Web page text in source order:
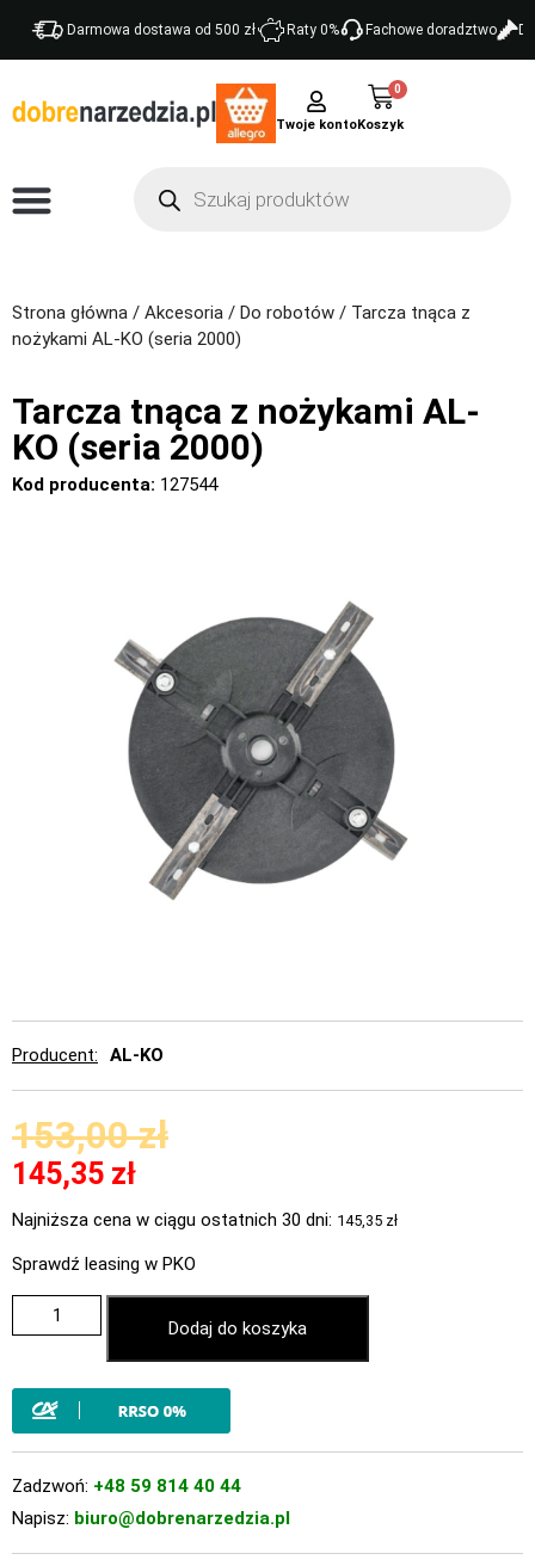
Darmowa dostawa od 500 zł Raty 0% Fachowe doradztwo
Twoje konto
0
Strona główna / Akcesoria / Do robotów / Tarcza tnąca z
nożykami AL-KO (seria 2000)
Tarcza tnąca z nożykami AL-
KO (seria 2000)
Kod producenta: 127544
Producent AL-KO
153,00zł
145,35 zł
Najniższa cena w ciągu ostatnich 30 dni: 145,35 zł
Sprawdź leasing w PKO
Dodaj do koszyka
Zadzwoń: +48 59 814 40 44
Napisz: biuro@dobrenarzedzia.pl